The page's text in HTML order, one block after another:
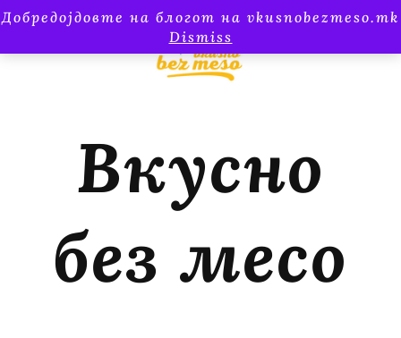
Добредојдовте на блогот на vkusnobezmeso.mk
Dismiss
Вкусно
без месо